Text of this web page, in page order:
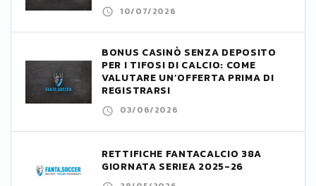
10/07/2026
BONUS CASINÒ SENZA DEPOSITO
PER I TIFOSI DI CALCIO: COME
VALUTARE UN’OFFERTA PRIMA DI
REGISTRARSI
03/06/2026
RETTIFICHE FANTACALCIO 38A
GIORNATA SERIEA 2025-26